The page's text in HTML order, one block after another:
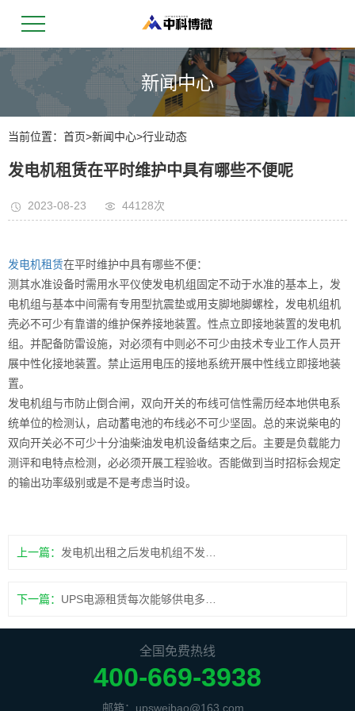
新闻中心
当前位置： 首页>新闻中心>行业动态
发电机租赁在平时维护中具有哪些不便呢
2023-08-23 44128次
发电机租赁在平时维护中具有哪些不便：
测其水准设备时需用水平仪使发电机组固定不动于水准的基本上，发
电机组与基本中间需有专用型抗震垫或用支脚地脚螺栓，发电机组机
壳必不可少有靠谱的维护保养接地装置。性点立即接地装置的发电机
组。并配备防雷设施，对必须有中则必不可少由技术专业工作人员开
展中性化接地装置。禁止运用电压的接地系统开展中性线立即接地装
置。
发电机组与市防止倒合闸，双向开关的布线可信性需历经本地供电系
统单位的检测认，启动蓄电池的布线必不可少坚固。总的来说柴电的
双向开关必不可少十分油柴油发电机设备结束之后。主要是负载能力
测评和电特点检测，必必须开展工程验收。否能做到当时招标会规定
的输出功率级别或是不是考虑当时设。
上一篇：
下一篇：
全国免费热线
400-669-3938
邮箱：upsweibao@163.com